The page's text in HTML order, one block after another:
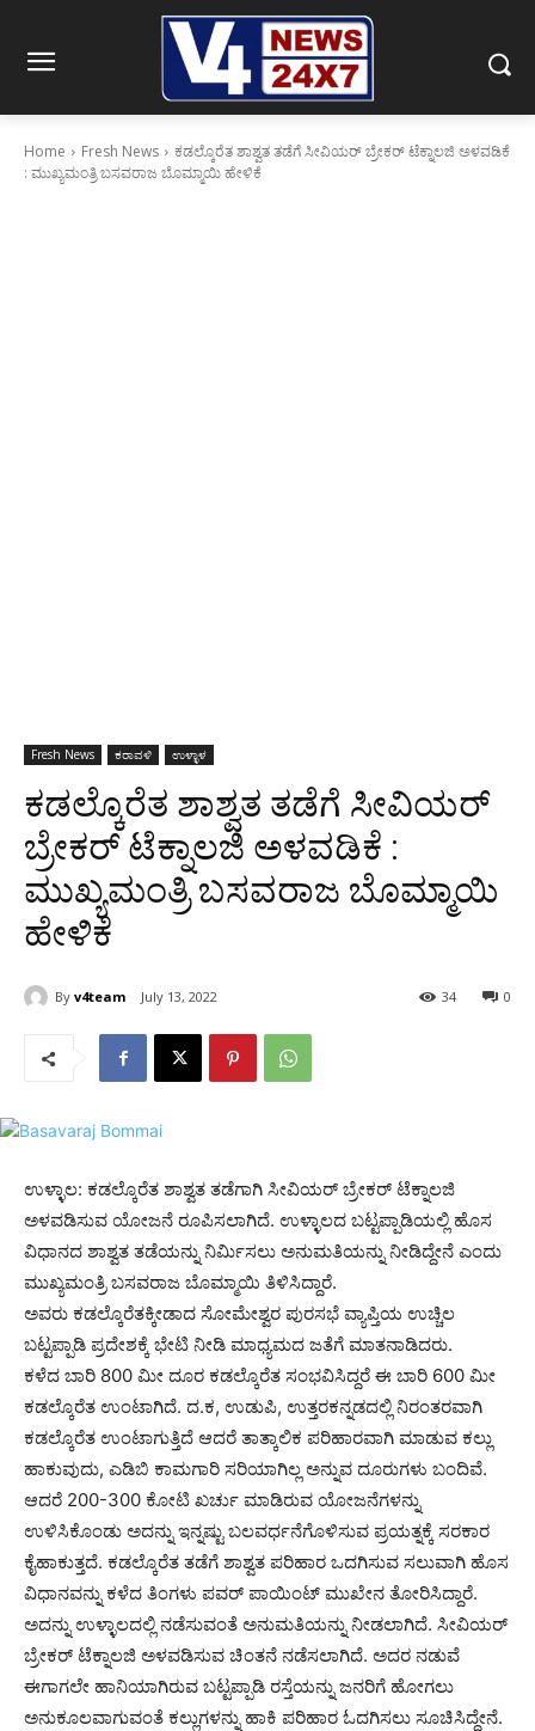
Home Fresh News
ಕಡಲ್ಕೊರೆತ ಶಾಶ್ವತ ತಡೆಗೆ ಸೀವಿಯರ್ ಬ್ರೇಕರ್ ಟೆಕ್ನಾಲಜಿ ಅಳವಡಿಕೆ
: ಮುಖ್ಯಮಂತ್ರಿ ಬಸವರಾಜ ಬೊಮ್ಮಾಯಿ ಹೇಳಿಕೆ
Fresh News ಕರಾವಳಿ ಉಳ್ಳಾಳ
ಕಡಲ್ಕೊರೆತ ಶಾಶ್ವತ ತಡೆಗೆ ಸೀವಿಯರ್
ಬ್ರೇಕರ್ ಟೆಕ್ನಾಲಜಿ ಅಳವಡಿಕೆ :
ಮುಖ್ಯಮಂತ್ರಿ ಬಸವರಾಜ ಬೊಮ್ಮಾಯಿ
ಹೇಳಿಕೆ
By v4team July 13, 2022 0
34
ಉಳ್ಳಾಲ: ಕಡಲ್ಕೊರೆತ ಶಾಶ್ವತ ತಡೆಗಾಗಿ ಸೀವಿಯರ್ ಬ್ರೇಕರ್ ಟೆಕ್ನಾಲಜಿ
ಅಳವಡಿಸುವ ಯೋಜನೆ ರೂಪಿಸಲಾಗಿದೆ. ಉಳ್ಳಾಲದ ಬಟ್ಟಪ್ಪಾಡಿಯಲ್ಲಿ ಹೊಸ
ವಿಧಾನದ ಶಾಶ್ವತ ತಡೆಯನ್ನು ನಿರ್ಮಿಸಲು ಅನುಮತಿಯನ್ನು ನೀಡಿದ್ದೇನೆ ಎಂದು
ಮುಖ್ಯಮಂತ್ರಿ ಬಸವರಾಜ ಬೊಮ್ಮಾಯಿ ತಿಳಿಸಿದ್ದಾರೆ.
ಅವರು ಕಡಲ್ಕೊರೆತಕ್ಕೀಡಾದ ಸೋಮೇಶ್ವರ ಪುರಸಭೆ ವ್ಯಾಪ್ತಿಯ ಉಚ್ಚಿಲ
ಬಟ್ಟಪ್ಪಾಡಿ ಪ್ರದೇಶಕ್ಕೆ ಭೇಟಿ ನೀಡಿ ಮಾಧ್ಯಮದ ಜತೆಗೆ ಮಾತನಾಡಿದರು.
ಕಳೆದ ಬಾರಿ 800 ಮೀ ದೂರ ಕಡಲ್ಕೊರೆತ ಸಂಭವಿಸಿದ್ದರೆ ಈ ಬಾರಿ 600 ಮೀ
ಕಡಲ್ಕೊರೆತ ಉಂಟಾಗಿದೆ. ದ.ಕ, ಉಡುಪಿ, ಉತ್ತರಕನ್ನಡದಲ್ಲಿ ನಿರಂತರವಾಗಿ
ಕಡಲ್ಕೊರೆತ ಉಂಟಾಗುತ್ತಿದೆ ಆದರೆ ತಾತ್ಕಾಲಿಕ ಪರಿಹಾರವಾಗಿ ಮಾಡುವ ಕಲ್ಲು
ಹಾಕುವುದು, ಎಡಿಬಿ ಕಾಮಗಾರಿ ಸರಿಯಾಗಿಲ್ಲ ಅನ್ನುವ ದೂರುಗಳು ಬಂದಿವೆ.
ಆದರೆ 200-300 ಕೋಟಿ ಖರ್ಚು ಮಾಡಿರುವ ಯೋಜನೆಗಳನ್ನು
ಉಳಿಸಿಕೊಂಡು ಅದನ್ನು ಇನ್ನಷ್ಟು ಬಲವರ್ಧನೆಗೊಳಿಸುವ ಪ್ರಯತ್ನಕ್ಕೆ ಸರಕಾರ
ಕೈಹಾಕುತ್ತದೆ. ಕಡಲ್ಕೊರೆತ ತಡೆಗೆ ಶಾಶ್ವತ ಪರಿಹಾರ ಒದಗಿಸುವ ಸಲುವಾಗಿ ಹೊಸ
ವಿಧಾನವನ್ನು ಕಳೆದ ತಿಂಗಳು ಪವರ್ ಪಾಯಿಂಟ್ ಮುಖೇನ ತೋರಿಸಿದ್ದಾರೆ.
ಅದನ್ನು ಉಳ್ಳಾಲದಲ್ಲಿ ನಡೆಸುವಂತೆ ಅನುಮತಿಯನ್ನು ನೀಡಲಾಗಿದೆ. ಸೀವಿಯರ್
ಬ್ರೇಕರ್ ಟೆಕ್ನಾಲಜಿ ಅಳವಡಿಸುವ ಚಿಂತನೆ ನಡೆಸಲಾಗಿದೆ. ಅದರ ನಡುವೆ
ಈಗಾಗಲೇ ಹಾನಿಯಾಗಿರುವ ಬಟ್ಟಪ್ಪಾಡಿ ರಸ್ತೆಯನ್ನು ಜನರಿಗೆ ಹೋಗಲು
ಅನುಕೂಲವಾಗುವಂತೆ ಕಲ್ಲುಗಳನ್ನು ಹಾಕಿ ಪರಿಹಾರ ಓದಗಿಸಲು ಸೂಚಿಸಿದ್ದೇನೆ.